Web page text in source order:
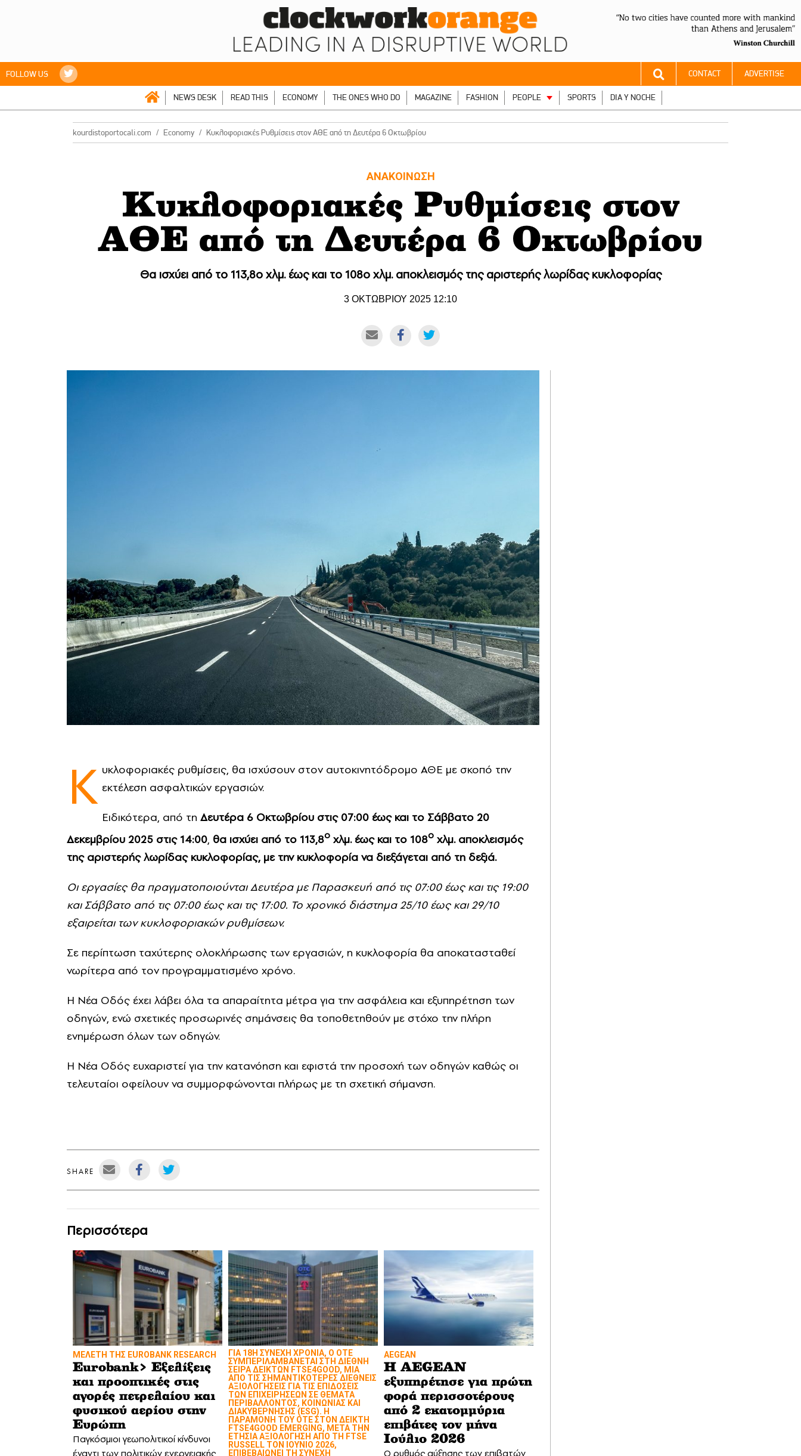
FOLLOW US CONTACT ADVERTISE
NEWS DESK READ THIS ECONOMY THE ONES WHO DO MAGAZINE FASHION PEOPLE SPORTS DIA Y NOCHE
kourdistoportocali.com Economy Κυκλοφοριακές Ρυθμίσεις στον ΑΘΕ από τη Δευτέρα 6 Οκτωβρίου
ΑΝΑΚΟΙΝΩΣΗ
Κυκλοφοριακές Ρυθμίσεις στον
ΑΘΕ από τη Δευτέρα 6 Οκτωβρίου
Θα ισχύει από το 113,8ο χλμ. έως και το 108ο χλμ. αποκλεισμός της αριστερής λωρίδας κυκλοφορίας
3 ΟΚΤΩΒΡΙΟΥ 2025 12:10
Κ υκλοφοριακές ρυθμίσεις, θα ισχύσουν στον αυτοκινητόδρομο ΑΘΕ με σκοπό την
εκτέλεση ασφαλτικών εργασιών.
Ειδικότερα, από τη Δευτέρα 6 Οκτωβρίου στις 07:00 έως και το Σάββατο 20
Δεκεμβρίου 2025 στις 14:00, θα ισχύει από το 113,8ο χλμ. έως και το 108ο χλμ. αποκλεισμός
της αριστερής λωρίδας κυκλοφορίας, με την κυκλοφορία να διεξάγεται από τη δεξιά.
Οι εργασίες θα πραγματοποιούνται Δευτέρα με Παρασκευή από τις 07:00 έως και τις 19:00
και Σάββατο από τις 07:00 έως και τις 17:00. Το χρονικό διάστημα 25/10 έως και 29/10
εξαιρείται των κυκλοφοριακών ρυθμίσεων.
Σε περίπτωση ταχύτερης ολοκλήρωσης των εργασιών, η κυκλοφορία θα αποκατασταθεί
νωρίτερα από τον προγραμματισμένο χρόνο.
Η Νέα Οδός έχει λάβει όλα τα απαραίτητα μέτρα για την ασφάλεια και εξυπηρέτηση των
οδηγών, ενώ σχετικές προσωρινές σημάνσεις θα τοποθετηθούν με στόχο την πλήρη
ενημέρωση όλων των οδηγών.
Η Νέα Οδός ευχαριστεί για την κατανόηση και εφιστά την προσοχή των οδηγών καθώς οι
τελευταίοι οφείλουν να συμμορφώνονται πλήρως με τη σχετική σήμανση.
SHARE
Περισσότερα
MΕΛΕΤΗ ΤΗΣ EUROBANK RESEARCH
Eurobank> Εξελίξεις
και προοπτικές στις
αγορές πετρελαίου και
φυσικού αερίου στην
Ευρώπη
Παγκόσμιοι γεωπολιτικοί κίνδυνοι
έναντι των πολιτικών ενεργειακής
ΓΙΑ 18Η ΣΥΝΕΧΗ ΧΡΟΝΙΑ, Ο ΟΤΕ
ΣΥΜΠΕΡΙΛΑΜΒΑΝΕΤΑΙ ΣΤΗ ΔΙΕΘΝΗ
ΣΕΙΡΑ ΔΕΙΚΤΩΝ FTSE4GOOD, ΜΙΑ
ΑΠΟ ΤΙΣ ΣΗΜΑΝΤΙΚΟΤΕΡΕΣ ΔΙΕΘΝΕΙΣ
ΑΞΙΟΛΟΓΗΣΕΙΣ ΓΙΑ ΤΙΣ ΕΠΙΔΟΣΕΙΣ
ΤΩΝ ΕΠΙΧΕΙΡΗΣΕΩΝ ΣΕ ΘΕΜΑΤΑ
ΠΕΡΙΒΑΛΛΟΝΤΟΣ, ΚΟΙΝΩΝΙΑΣ ΚΑΙ
ΔΙΑΚΥΒΕΡΝΗΣΗΣ (ESG). Η
ΠΑΡΑΜΟΝΗ ΤΟΥ ΟΤΕ ΣΤΟΝ ΔΕΙΚΤΗ
FTSE4GOOD EMERGING, ΜΕΤΑ ΤΗΝ
ΕΤΗΣΙΑ ΑΞΙΟΛΟΓΗΣΗ ΑΠΟ ΤΗ FTSE
RUSSELL ΤΟΝ ΙΟΥΝΙΟ 2026,
ΕΠΙΒΕΒΑΙΩΝΕΙ ΤΗ ΣΥΝΕΧΗ
AEGEAN
Η AEGEAN
εξυπηρέτησε για πρώτη
φορά περισσοτέρους
από 2 εκατομμύρια
επιβάτες τον μήνα
Ιούλιο 2026
Ο ρυθμός αύξησης των επιβατών